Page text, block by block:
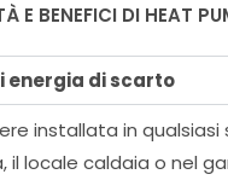
E BENEFICI DI HEAT
energia di scarto
installata in qualsiasi
il locale caldaia o nel